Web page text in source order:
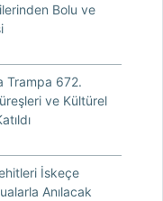
Bolu ve
Trampa 672.
ve Kültürel
İskeçe
Anılacak